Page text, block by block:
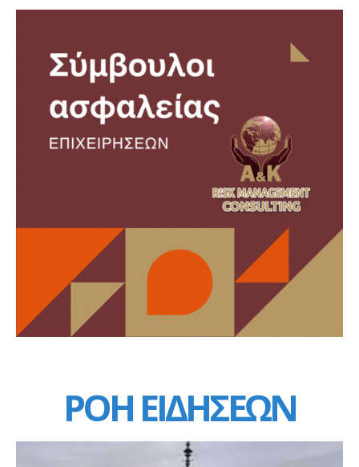
ΡΟΗ ΕΙΔΗΣΕΩΝ